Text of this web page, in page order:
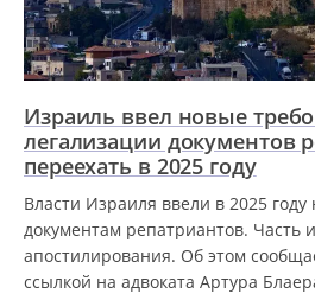
Израиль ввел новые
легализации документов
переехать в 2025 году
Власти Израиля ввели в 2025
документам репатриантов. Часть
апостилирования. Об этом
ссылкой на адвоката Артура